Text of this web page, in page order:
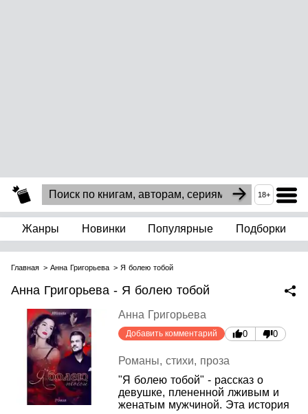
18+
Жанры Новинки Популярные Подборки
Главная Анна Григорьева Я болею тобой
Анна Григорьева - Я болею тобой
Анна Григорьева
Добавить комментарий 0 0
Романы, стихи, проза
"Я болею тобой" - рассказ о
девушке, плененной лживым и
женатым мужчиной. Эта история